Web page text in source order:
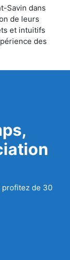
Savin dans
de leurs
et intuitifs
des
profitez de 30